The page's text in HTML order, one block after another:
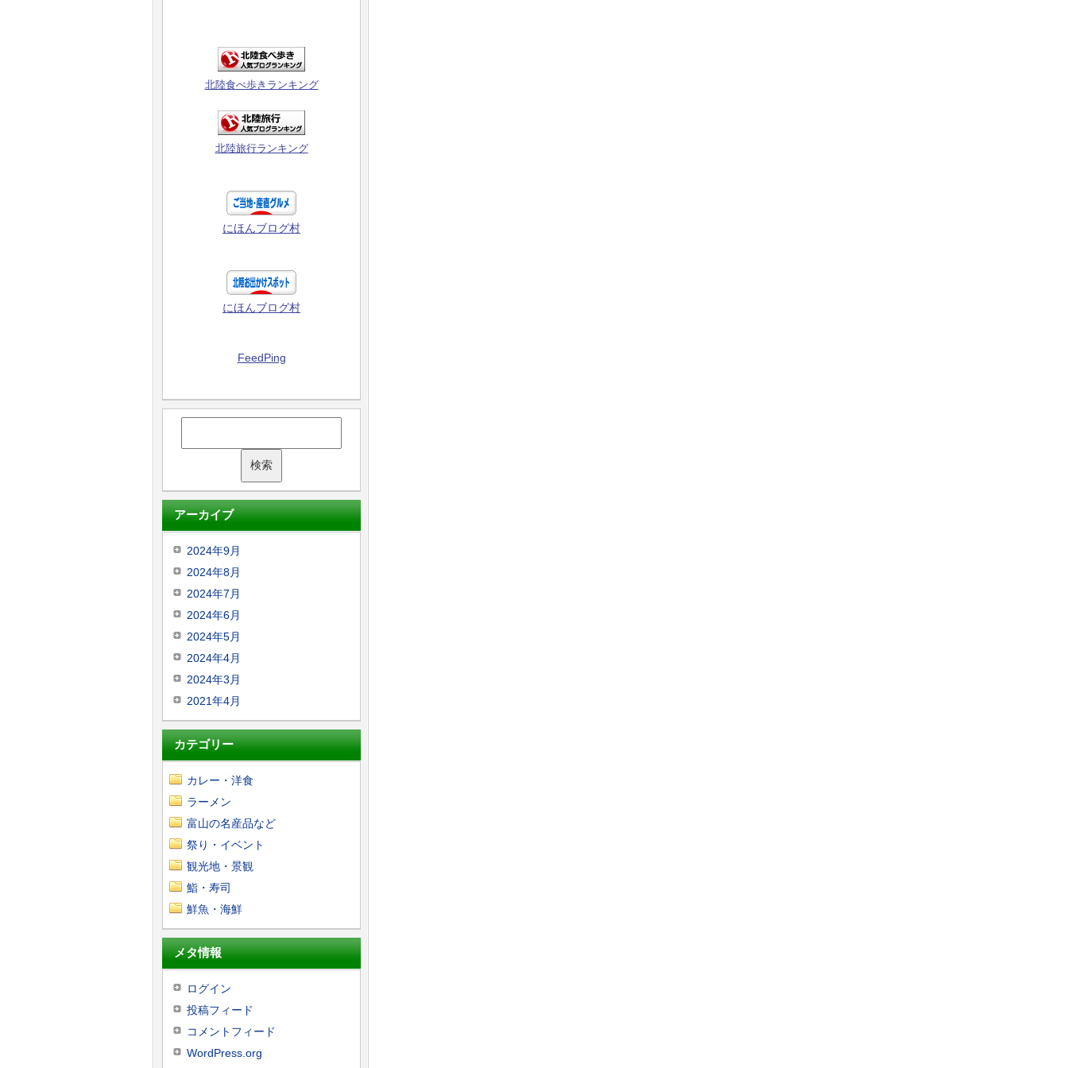
北陸食べ歩きランキング
北陸旅行ランキング
にほんブログ村
にほんブログ村
FeedPing
アーカイブ
2024年9月
2024年8月
2024年7月
2024年6月
2024年5月
2024年4月
2024年3月
2021年4月
カテゴリー
カレー・洋食
ラーメン
富山の名産品など
祭り・イベント
観光地・景観
鮨・寿司
鮮魚・海鮮
メタ情報
ログイン
投稿フィード
コメントフィード
WordPress.org